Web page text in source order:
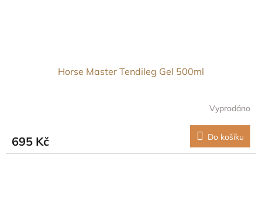
Horse Master Tendileg Gel 500ml
Vyprodáno
695 Kč Do košíku